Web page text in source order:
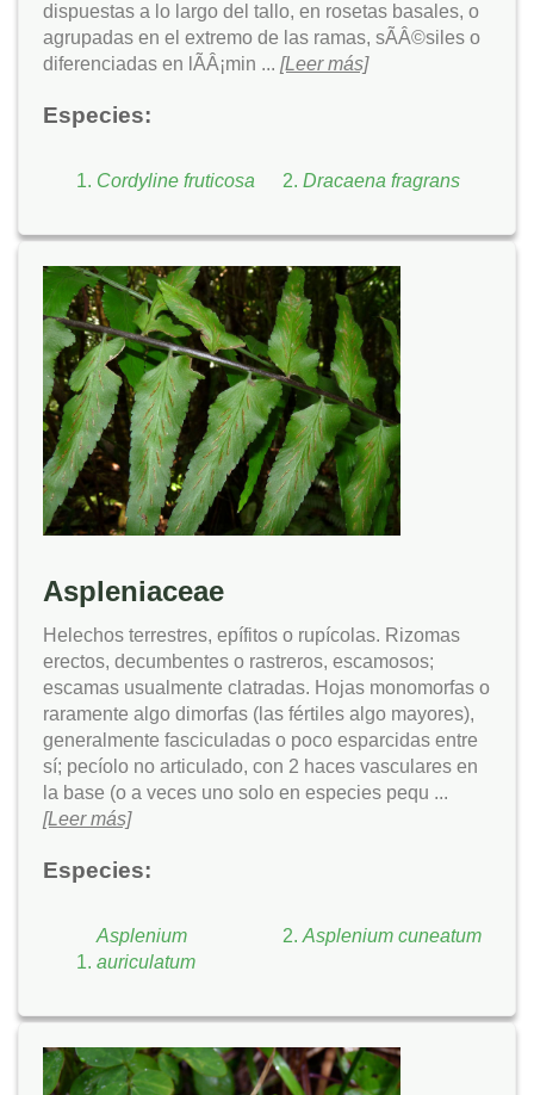
dispuestas a lo largo del tallo, en rosetas basales, o
agrupadas en el extremo de las ramas, sÃÂ©siles o
diferenciadas en lÃÂ¡min ... [Leer más]
Especies:
Cordyline fruticosa Dracaena fragrans
Aspleniaceae
Helechos terrestres, epífitos o rupícolas. Rizomas
erectos, decumbentes o rastreros, escamosos;
escamas usualmente clatradas. Hojas monomorfas o
raramente algo dimorfas (las fértiles algo mayores),
generalmente fasciculadas o poco esparcidas entre
sí; pecíolo no articulado, con 2 haces vasculares en
la base (o a veces uno solo en especies pequ ...
[Leer más]
Especies:
Asplenium
auriculatum
Asplenium cuneatum